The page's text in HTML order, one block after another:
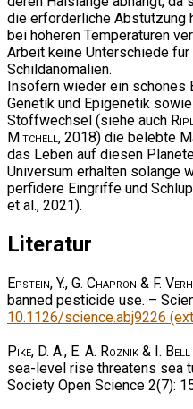
die erforderliche Abstützung
bei höheren Temperaturen
Arbeit keine Unterschiede
Schildanomalien.
Insofern wieder ein schönes
Genetik und Epigenetik
Stoffwechsel (siehe auch
Mitchell , 2018) die belebte
das Leben auf diesen
Universum erhalten solange
perfidere Eingriffe und
et al., 2021).
Literatur
Epstein, Y., G. Chapron & F.
banned pesticide use. –
10.1126/science.abj9226
Pike, D. A., E. A. Roznik & I. Bell
sea-level rise threatens sea
Society Open Science 2(7):